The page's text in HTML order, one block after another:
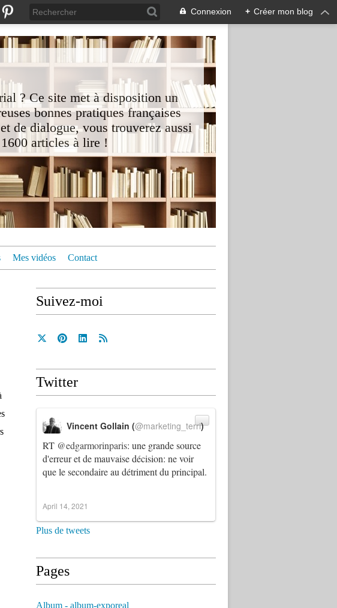
Connexion + Créer mon blog
? Ce site met à disposition un
bonnes pratiques françaises
de dialogue, vous trouverez aussi
articles à lire !
Mes vidéos Contact
Suivez-moi
Twitter
RT @edgarmorinparis: une grande source
d'erreur et de mauvaise décision: ne voir
que le secondaire au détriment du principal.
Vincent Gollain (@marketing_terri)
April 14, 2021
Plus de tweets
Pages
Album - album-exporeal